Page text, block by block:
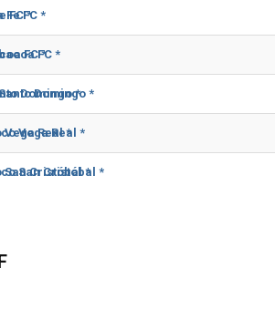
Fe FC *
FC *
Domingo *
Vega Real *
San Cristóbal *